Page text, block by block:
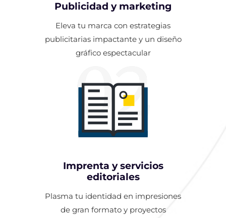
Publicidad y marketing
Eleva tu marca con estrategias
publicitarias impactante y un diseño
gráfico espectacular
Imprenta y servicios
editoriales
02
Plasma tu identidad en impresiones
de gran formato y proyectos